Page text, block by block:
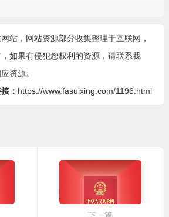
站，网站资源部分收集整理于互联网，
如果有侵犯您权利的资源，请联系我
资源。
： https://www.fasuixing.com/1196.html